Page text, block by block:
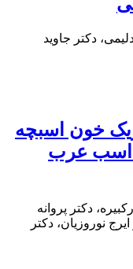
دکتر جاوید
خون اسبچه
اسب عرب
دکتر پروانه
نوروزیان، دکتر